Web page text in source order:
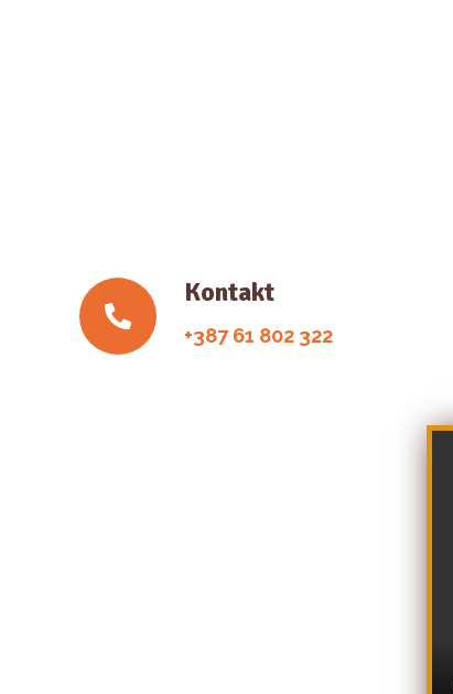
Kontakt
+387 61 802 322